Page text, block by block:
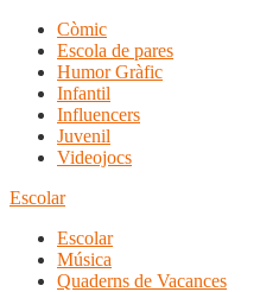
Còmic
Escola de pares
Humor Gràfic
Infantil
Influencers
Juvenil
Videojocs
Escolar
Escolar
Música
Quaderns de Vacances